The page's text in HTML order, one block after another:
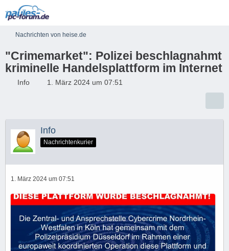
Nachrichten von heise.de
"Crimemarket": Polizei beschlagnahmt
kriminelle Handelsplattform im Internet
Info 1. März 2024 um 07:51
Info
Nachrichtenkurier
1. März 2024 um 07:51